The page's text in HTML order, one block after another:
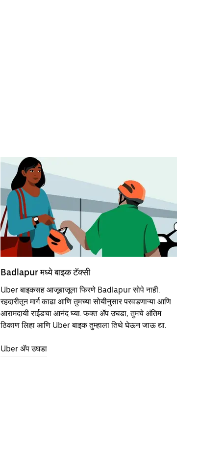
Badlapur मध्ये बाइक टॅक्सी
Uber बाइकसह आजूबाजूला फिरणे Badlapur सोपे नाही.
रहदारीतून मार्ग काढा आणि तुमच्या सोयीनुसार परवडणाऱ्या आणि
आरामदायी राईडचा आनंद घ्या. फक्त ॲप उघडा, तुमचे अंतिम
ठिकाण लिहा आणि Uber बाइक तुम्हाला तिथे घेऊन जाऊ द्या.
Uber ॲप उघडा